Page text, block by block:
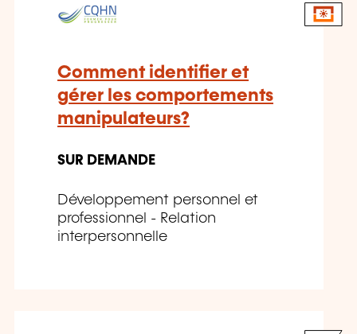
Comment identifier et
gérer les comportements
manipulateurs?
SUR DEMANDE
Développement personnel et
professionnel - Relation
interpersonnelle